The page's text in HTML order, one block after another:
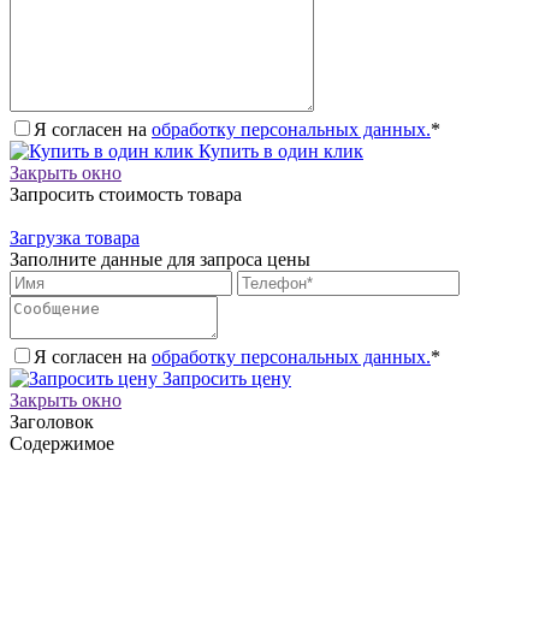
Я согласен на обработку персональных данных.*
Купить в один клик
Закрыть окно
Запросить стоимость товара
Загрузка товара
Заполните данные для запроса цены
Я согласен на обработку персональных данных.*
Запросить цену
Закрыть окно
Заголовок
Содержимое